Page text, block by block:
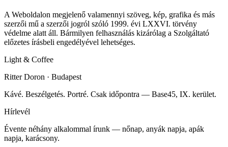
A Weboldalon megjelenő valamennyi szöveg, kép, grafika és más
szerzői mű a szerzői jogról szóló 1999. évi LXXVI. törvény
védelme alatt áll. Bármilyen felhasználás kizárólag a Szolgáltató
előzetes írásbeli engedélyével lehetséges.
Light & Coffee
Ritter Doron · Budapest
Kávé. Beszélgetés. Portré. Csak időpontra — Base45, IX. kerület.
Hírlevél
Évente néhány alkalommal írunk — nőnap, anyák napja, apák
napja, karácsony.